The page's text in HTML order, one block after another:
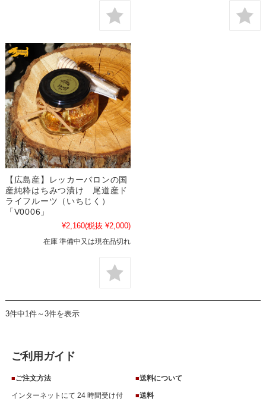
【広島産】レッカーバロンの国
産純粋はちみつ漬け 尾道産ド
ライフルーツ（いちじく）
「V0006」
¥2,160(税抜 ¥2,000)
在庫 準備中又は現在品切れ
3件中1件～3件を表示
ご利用ガイド
■ご注文方法
インターネットにて 24 時間受け付
■送料について
■送料